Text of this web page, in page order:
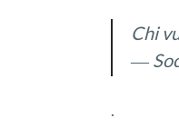
Chi
―
.